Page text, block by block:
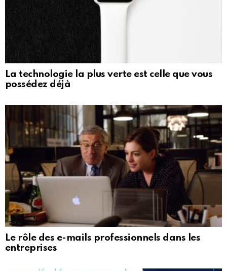
La technologie la plus verte est celle que vous
possédez déjà
Le rôle des e-mails professionnels dans les
entreprises